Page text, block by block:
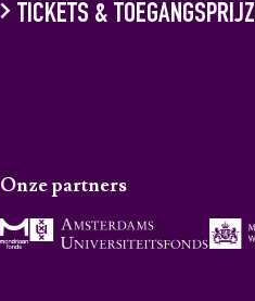
TICKETS &
Onze partners